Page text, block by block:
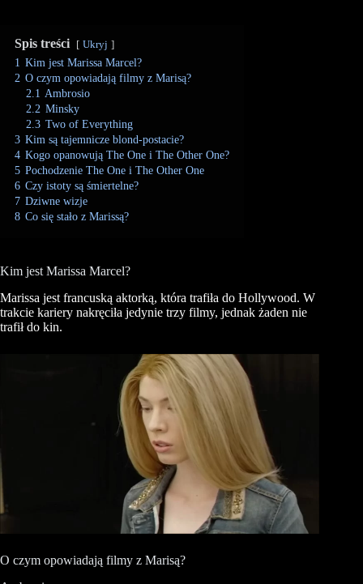
Spis treści Ukryj
1 Kim jest Marissa Marcel?
2 O czym opowiadają filmy z Marisą?
2.1 Ambrosio
2.2 Minsky
2.3 Two of Everything
3 Kim są tajemnicze blond-postacie?
4 Kogo opanowują The One i The Other One?
5 Pochodzenie The One i The Other One
6 Czy istoty są śmiertelne?
7 Dziwne wizje
8 Co się stało z Marissą?
Kim jest Marissa Marcel?
Marissa jest francuską aktorką, która trafiła do Hollywood. W
trakcie kariery nakręciła jedynie trzy filmy, jednak żaden nie
trafił do kin.
O czym opowiadają filmy z Marisą?